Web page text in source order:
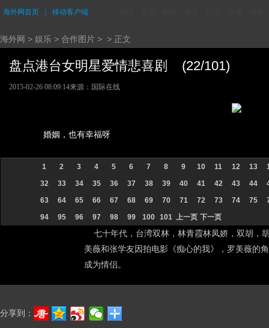
海外网首页 移动客户端
海外网 > 娱乐 > 合作图片 > > 正文
盘点港台女明星爱情悲喜剧 (22/101)
2015-02-26 08:09:14来源：国际在线
婚姻，也有幸福呀
1 2 3 4 5 6 7 8 9 10 11 12 13
32
33 34 35 36 37 38 39 40 41 42 43 44
63
64 65 66 67 68 69 70 71 72 73 74 75
94
95 96 97 98 99 100 101 上一页 下一页
七十年代，台湾双林，林青霞林凤娇，双胡，
美薇和张学友因拍电影《痴心的我》，罗美薇的
成为情侣。
分享到：